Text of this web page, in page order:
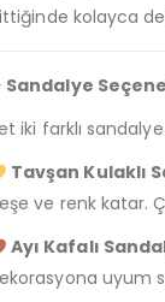
kolayca
Sandalye
iki farklı
Tavşan Kulaklı
ve renk katar.
Ayı Kafalı
uyum